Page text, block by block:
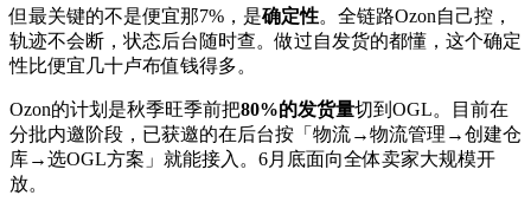
但最关键的不是便宜那7%，是确定性。全链路Ozon自己控，
轨迹不会断，状态后台随时查。做过自发货的都懂，这个确定
性比便宜几十卢布值钱得多。
Ozon的计划是秋季旺季前把80%的发货量切到OGL。目前在
分批内邀阶段，已获邀的在后台按「物流→物流管理→创建仓
库→选OGL方案」就能接入。6月底面向全体卖家大规模开
放。